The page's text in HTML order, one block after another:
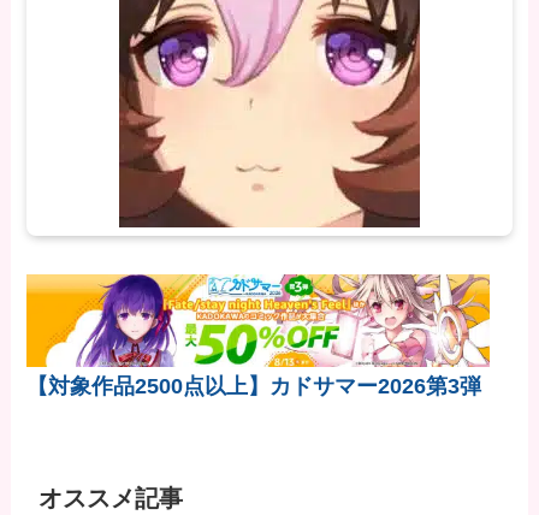
【対象作品2500点以上】カドサマー2026第3弾
オススメ記事